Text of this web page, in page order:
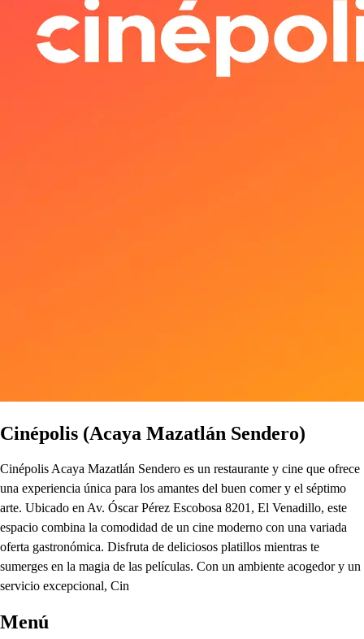
Cinépolis (Acaya Mazatlán Sendero)
Cinépolis Acaya Mazatlán Sendero es un restaurante y cine que ofrece
una experiencia única para los amantes del buen comer y el séptimo
arte. Ubicado en Av. Óscar Pérez Escobosa 8201, El Venadillo, este
espacio combina la comodidad de un cine moderno con una variada
oferta gastronómica. Disfruta de deliciosos platillos mientras te
sumerges en la magia de las películas. Con un ambiente acogedor y un
servicio excepcional, Cin
Menú